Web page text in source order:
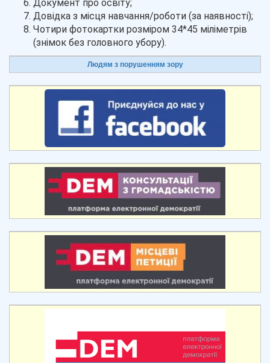
Документ про освіту;
Довідка з місця навчання/роботи (за наявності);
Чотири фотокартки розміром 34*45 міліметрів
(знімок без головного убору).
Людям з порушенням зору